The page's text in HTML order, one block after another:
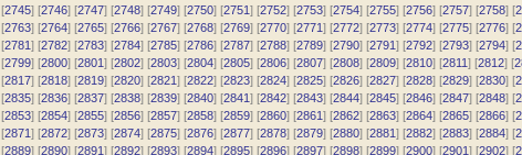
[2745] [2746] [2747] [2748] [2749] [2750] [2751] [2752] [2753] [2754] [2755] [2756] [2757] [2758] [
[2763] [2764] [2765] [2766] [2767] [2768] [2769] [2770] [2771] [2772] [2773] [2774] [2775] [2776] [
[2781] [2782] [2783] [2784] [2785] [2786] [2787] [2788] [2789] [2790] [2791] [2792] [2793] [2794] [
[2799] [2800] [2801] [2802] [2803] [2804] [2805] [2806] [2807] [2808] [2809] [2810] [2811] [2812] [
[2817] [2818] [2819] [2820] [2821] [2822] [2823] [2824] [2825] [2826] [2827] [2828] [2829] [2830] [
[2835] [2836] [2837] [2838] [2839] [2840] [2841] [2842] [2843] [2844] [2845] [2846] [2847] [2848] [
[2853] [2854] [2855] [2856] [2857] [2858] [2859] [2860] [2861] [2862] [2863] [2864] [2865] [2866] [
[2871] [2872] [2873] [2874] [2875] [2876] [2877] [2878] [2879] [2880] [2881] [2882] [2883] [2884] [
[2889] [2890] [2891] [2892] [2893] [2894] [2895] [2896] [2897] [2898] [2899] [2900] [2901] [2902] [